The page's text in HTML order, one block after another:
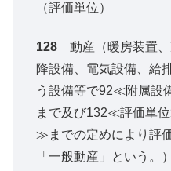
（評価単位）
128動産（暖房装置、
降設備、電気設備、給
う設備等で92≪附属設
まで及び132≪評価単
≫までの定めにより評
「一般動産」という。